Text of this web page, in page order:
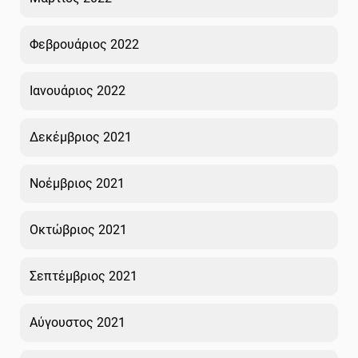
Φεβρουάριος 2022
Ιανουάριος 2022
Δεκέμβριος 2021
Νοέμβριος 2021
Οκτώβριος 2021
Σεπτέμβριος 2021
Αύγουστος 2021